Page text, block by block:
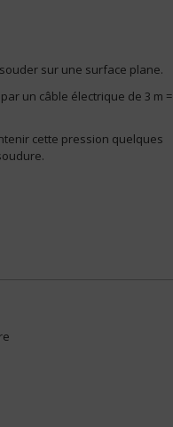
sur une surface plane.
un câble électrique de 3 m =
cette pression quelques